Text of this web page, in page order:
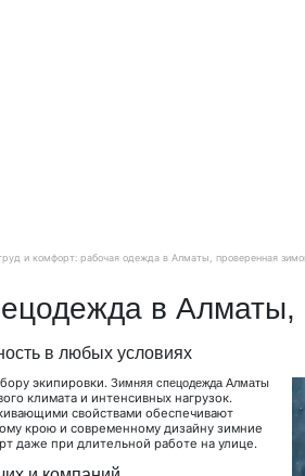
и комфорт: рабочая одежда в Алматы, проверенная
в Алматы,
в любых условиях
экипировки.Зимняя спецодежда Алматы
климата и интенсивных нагрузок.
свойствами обеспечивают
крою и современному дизайну зимние
даже при длительной работе на улице.